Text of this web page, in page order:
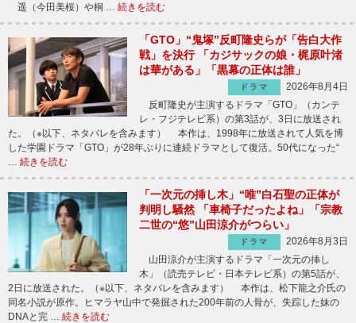
遥（今田美桜）や桐 … 続きを読む
「GTO」“鬼塚”反町隆史らが「告白大作
戦」を決行 「カジサックの娘・梶原叶渚
は華がある」「黒幕の正体は誰」
ドラマ
2026年8月4日
反町隆史が主演するドラマ「GTO」（カンテ
レ・フジテレビ系）の第3話が、3日に放送され
た。（※以下、ネタバレを含みます） 本作は、1998年に放送されて人気を博
した学園ドラマ「GTO」が28年ぶりに連続ドラマとして復活。50代になった“
続きを読む
「一次元の挿し木」“唯”白石聖の正体が
判明し騒然 「車椅子だったよね」「宗教
二世の“悠”山田涼介がつらい」
ドラマ
2026年8月3日
山田涼介が主演するドラマ「一次元の挿し
木」（読売テレビ・日本テレビ系）の第5話が、
2日に放送された。（※以下、ネタバレを含みます） 本作は、松下龍之介氏の
同名小説が原作。ヒマラヤ山中で発掘された200年前の人骨が、失踪した妹の
DNAと完 … 続きを読む